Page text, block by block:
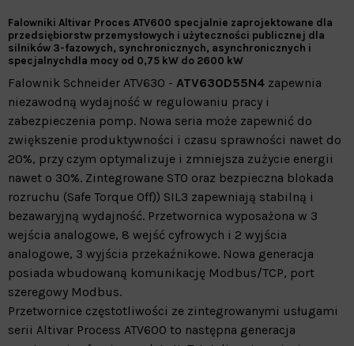
Falowniki Altivar Proces ATV600 specjalnie zaprojektowane dla
przedsiębiorstw przemysłowych i użyteczności publicznej dla
silników 3-fazowych, synchronicznych, asynchronicznych i
specjalnychdla mocy od 0,75 kW do 2600 kW
Falownik Schneider ATV630 - ATV630D55N4 zapewnia
niezawodną wydajność w regulowaniu pracy i
zabezpieczenia pomp. Nowa seria może zapewnić do
zwiększenie produktywności i czasu sprawności nawet do
20%, przy czym optymalizuje i zmniejsza zużycie energii
nawet o 30%. Zintegrowane STO oraz bezpieczna blokada
rozruchu (Safe Torque Off)) SIL3 zapewniają stabilną i
bezawaryjną wydajność. Przetwornica wyposażona w 3
wejścia analogowe, 8 wejść cyfrowych i 2 wyjścia
analogowe, 3 wyjścia przekaźnikowe. Nowa generacja
posiada wbudowaną komunikację Modbus/TCP, port
szeregowy Modbus.
Przetwornice częstotliwości ze zintegrowanymi usługami
serii Altivar Process ATV600 to następna generacja